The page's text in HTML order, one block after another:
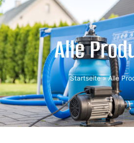
Alle
Startseite»Alle